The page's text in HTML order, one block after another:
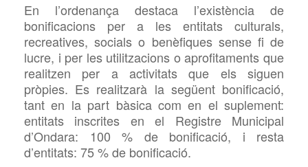
En l’ordenança destaca l’existència de
bonificacions per a les entitats culturals,
recreatives, socials o benèfiques sense fi de
lucre, i per les utilitzacions o aprofitaments que
realitzen per a activitats que els siguen
pròpies. Es realitzarà la següent bonificació,
tant en la part bàsica com en el suplement:
entitats inscrites en el Registre Municipal
d’Ondara: 100 % de bonificació, i resta
d’entitats: 75 % de bonificació.